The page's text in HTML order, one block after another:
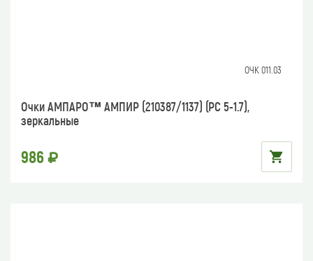
ОЧК 011.03
Очки АМПАРО™ АМПИР (210387/1137) (РС 5-1.7),
зеркальные
986